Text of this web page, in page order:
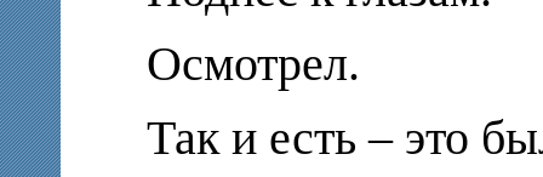
Осмотрел.
Так и есть – это